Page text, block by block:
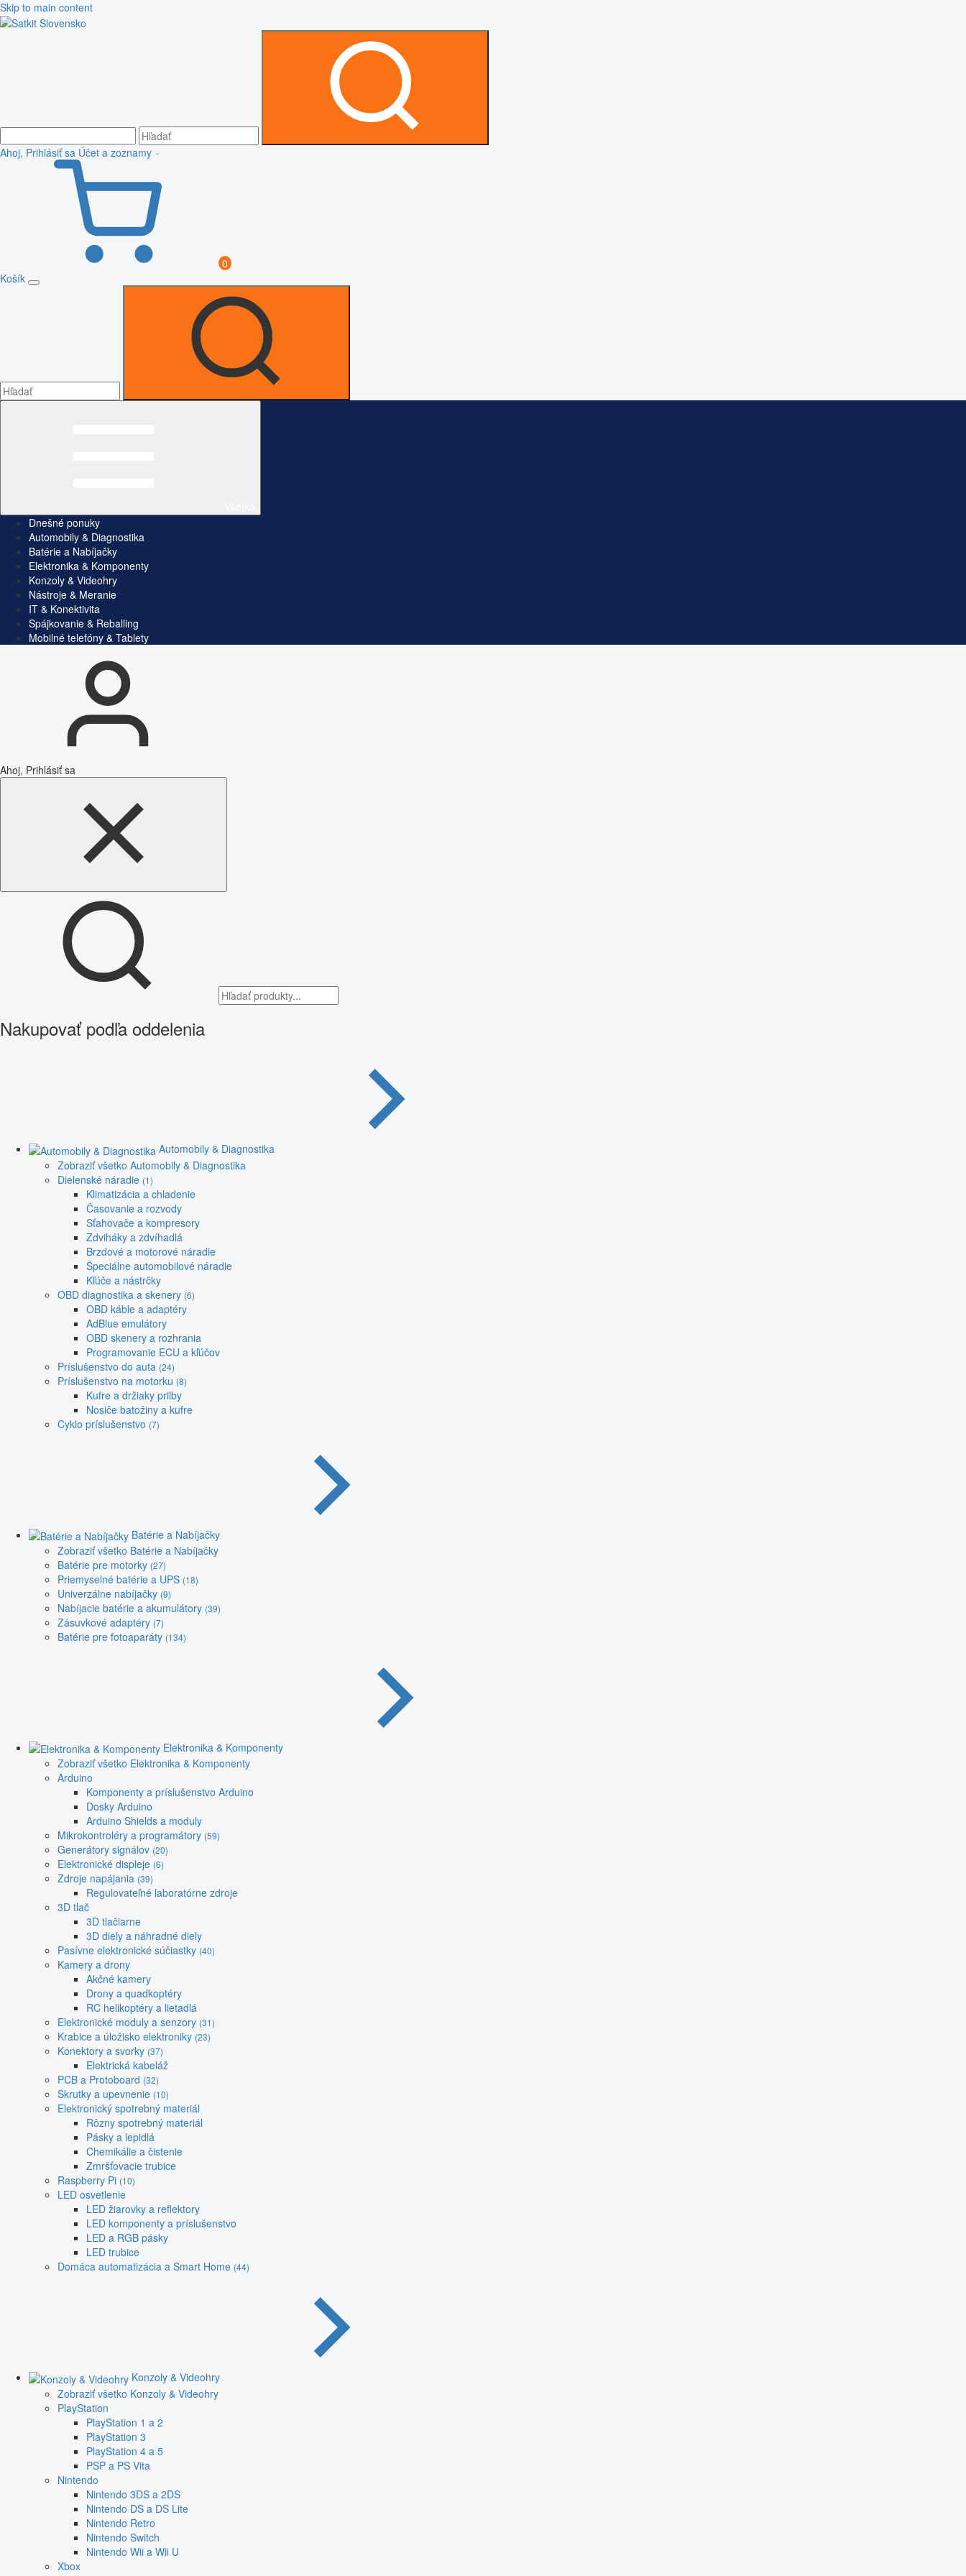
Skip to main content
Ahoj, Prihlásiť sa Účet a zoznamy
0
Košík
Dnešné ponuky
Automobily & Diagnostika
Batérie a Nabíjačky
Elektronika & Komponenty
Konzoly & Videohry
Nástroje & Meranie
IT & Konektivita
Spájkovanie & Reballing
Mobilné telefóny & Tablety
Ahoj, Prihlásiť sa
Nakupovať podľa oddelenia
Automobily & Diagnostika
Zobraziť všetko Automobily & Diagnostika
Dielenské náradie (1)
Klimatizácia a chladenie
Časovanie a rozvody
Sťahovače a kompresory
Zdviháky a zdvíhadlá
Brzdové a motorové náradie
Špeciálne automobilové náradie
Kľúče a nástrčky
OBD diagnostika a skenery (6)
OBD káble a adaptéry
AdBlue emulátory
OBD skenery a rozhrania
Programovanie ECU a kľúčov
Príslušenstvo do auta (24)
Príslušenstvo na motorku (8)
Kufre a držiaky prilby
Nosiče batožiny a kufre
Cyklo príslušenstvo (7)
Batérie a Nabíjačky
Zobraziť všetko Batérie a Nabíjačky
Batérie pre motorky (27)
Priemyselné batérie a UPS (18)
Univerzálne nabíjačky (9)
Nabíjacie batérie a akumulátory (39)
Zásuvkové adaptéry (7)
Batérie pre fotoaparáty (134)
Elektronika & Komponenty
Zobraziť všetko Elektronika & Komponenty
Arduino
Komponenty a príslušenstvo Arduino
Dosky Arduino
Arduino Shields a moduly
Mikrokontroléry a programátory (59)
Generátory signálov (20)
Elektronické displeje (6)
Zdroje napájania (39)
Regulovateľné laboratórne zdroje
3D tlač
3D tlačiarne
3D diely a náhradné diely
Pasívne elektronické súčiastky (40)
Kamery a drony
Akčné kamery
Drony a quadkoptéry
RC helikoptéry a lietadlá
Elektronické moduly a senzory (31)
Krabice a úložisko elektroniky (23)
Konektory a svorky (37)
Elektrická kabeláž
PCB a Protoboard (32)
Skrutky a upevnenie (10)
Elektronický spotrebný materiál
Rôzny spotrebný materiál
Pásky a lepidlá
Chemikálie a čistenie
Zmršťovacie trubice
Raspberry Pi (10)
LED osvetlenie
LED žiarovky a reflektory
LED komponenty a príslušenstvo
LED a RGB pásky
LED trubice
Domáca automatizácia a Smart Home (44)
Konzoly & Videohry
Zobraziť všetko Konzoly & Videohry
PlayStation
PlayStation 1 a 2
PlayStation 3
PlayStation 4 a 5
PSP a PS Vita
Nintendo
Nintendo 3DS a 2DS
Nintendo DS a DS Lite
Nintendo Retro
Nintendo Switch
Nintendo Wii a Wii U
Xbox